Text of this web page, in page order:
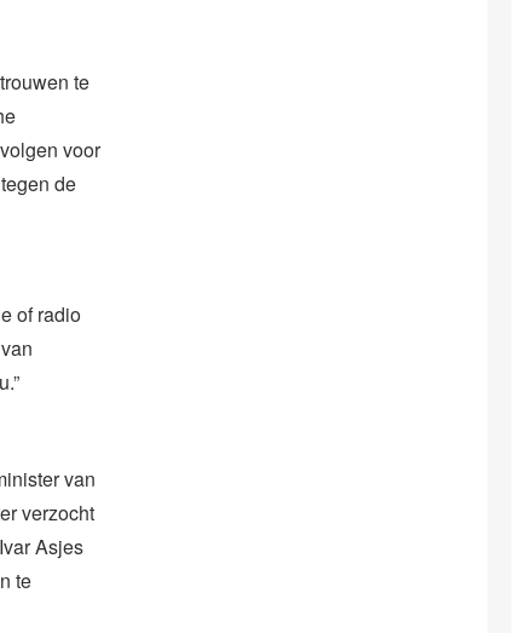
te
voor
de
of radio
van
verzocht
Asjes
te